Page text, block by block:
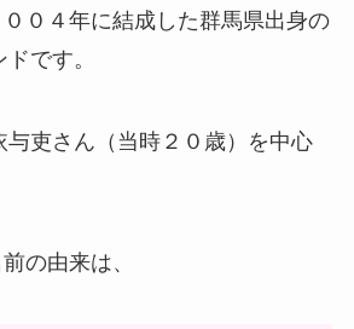
０４年に結成した群馬県出身の
です。
与吏さん（当時２０歳）を中心
の由来は、